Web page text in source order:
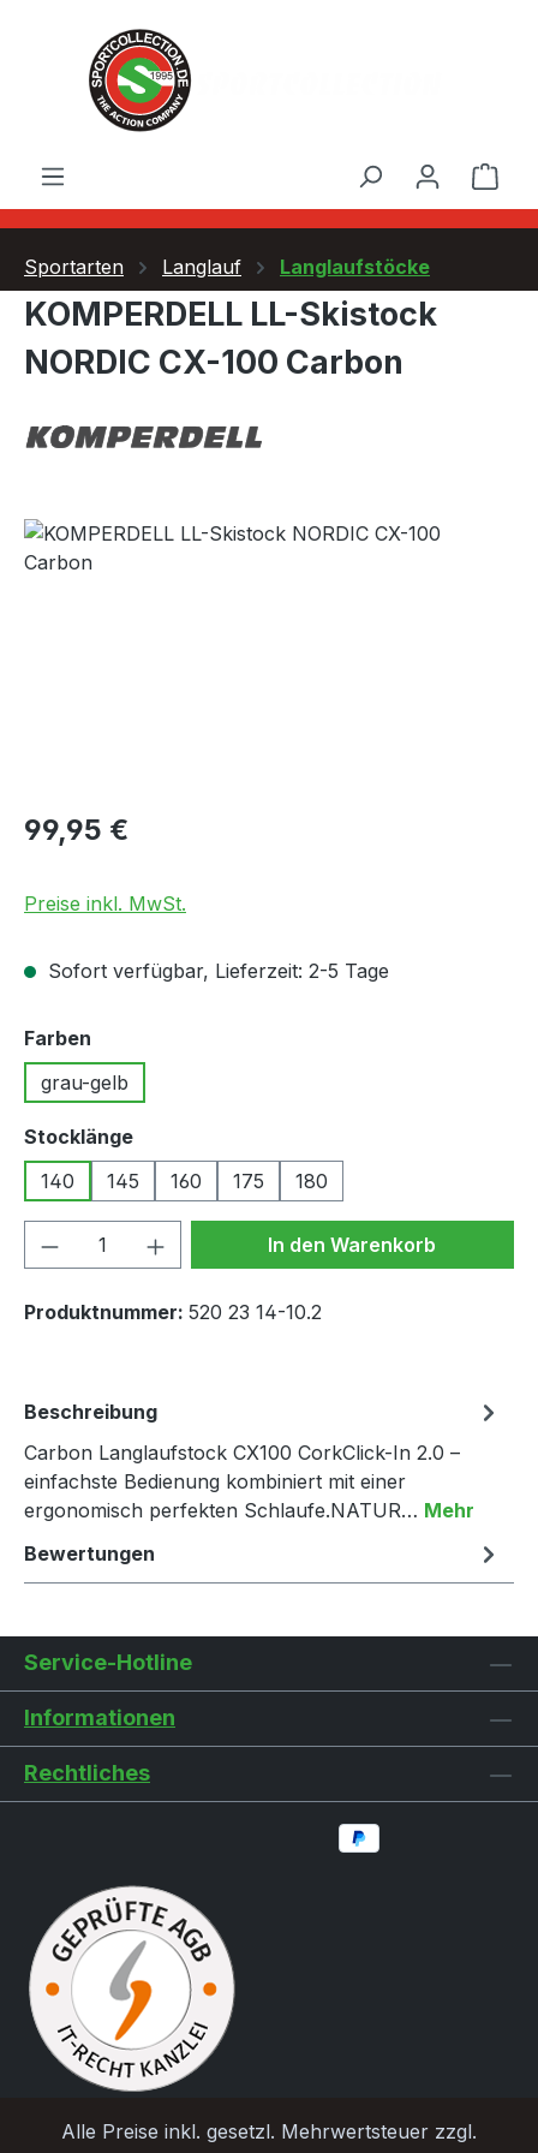
Zum Hauptinhalt springen
Sportarten Langlauf Langlaufstöcke
KOMPERDELL LL-Skistock
NORDIC CX-100 Carbon
Bildergalerie überspringen
Regulärer Preis:
99,95 €
Preise inkl. MwSt.
Sofort verfügbar, Lieferzeit: 2-5 Tage
Farben
grau-gelb
Stocklängeauswählen
140
145 160 175 180
Produkt Anzahl: Gib denIn den Warenkorb
Produktnummer: 520 23 14-10.2
Beschreibung
Carbon Langlaufstock CX100 CorkClick-In 2.0 –
einfachste Bedienung kombiniert mit einer
ergonomisch perfekten Schlaufe.NATUR… Mehr
Bewertungen
Service-Hotline
Informationen
Rechtliches
Alle Preise inkl. gesetzl. Mehrwertsteuer zzgl.